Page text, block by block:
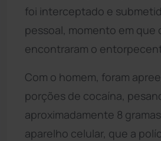
foi interceptado e
pessoal, momento em que
encontraram o
Com o homem, foram
porções de cocaína,
aproximadamente 8
aparelho celular, que a